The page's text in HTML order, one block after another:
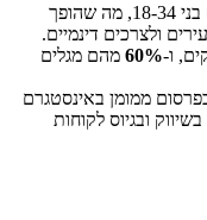
מהמשתמשים באינסטגרם הם בני 18-34, מה שהופך
ולצרכים דינמיים.
ו-60% מהם מגלים
ממומן באינסטגרם
ובגיוס לקוחות